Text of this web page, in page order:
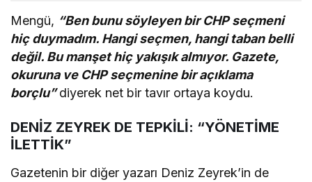
Mengü, “Ben bunu söyleyen bir CHP seçmeni
hiç duymadım. Hangi seçmen, hangi taban belli
değil. Bu manşet hiç yakışık almıyor. Gazete,
okuruna ve CHP seçmenine bir açıklama
borçlu”diyerek net bir tavır ortaya koydu.
DENİZ ZEYREK DE TEPKİLİ: “YÖNETİME
İLETTİK”
Gazetenin bir diğer yazarı Deniz Zeyrek’in de